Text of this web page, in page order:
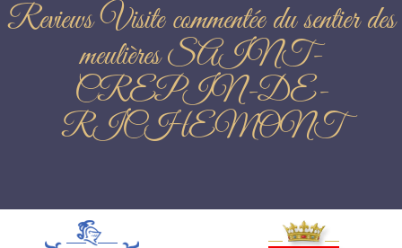
Reviews Visite commentée du sentier des
meulières SAINT-
CREPIN-DE-
RICHEMONT